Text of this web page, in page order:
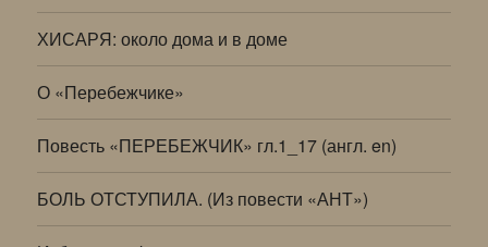
ХИСАРЯ: около дома и в доме
О «Перебежчике»
Повесть «ПЕРЕБЕЖЧИК» гл.1_17 (англ. en)
БОЛЬ ОТСТУПИЛА. (Из повести «АНТ»)